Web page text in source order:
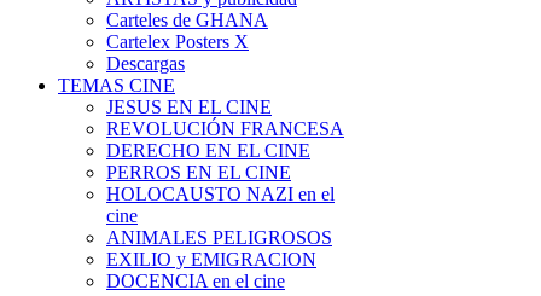
Carteles de GHANA
Cartelex Posters X
Descargas
TEMAS CINE
JESUS EN EL CINE
REVOLUCIÓN FRANCESA
DERECHO EN EL CINE
PERROS EN EL CINE
HOLOCAUSTO NAZI en el
cine
ANIMALES PELIGROSOS
EXILIO y EMIGRACION
DOCENCIA en el cine